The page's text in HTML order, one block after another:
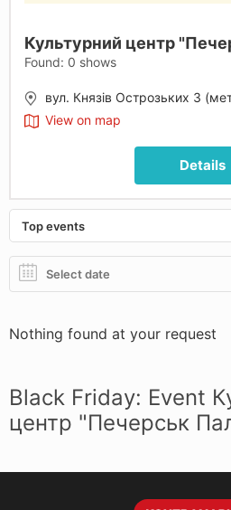
Культурний центр
Found: 0 shows
вул. Князів Острозьких 3
View on map
Details
Top events
Nothing found at your request
Black Friday: Event
центр "Печерськ